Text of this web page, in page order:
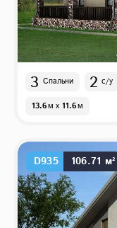
3 Спальни 2 с/у
13.6м x 11.6м
D935 106.71 м²